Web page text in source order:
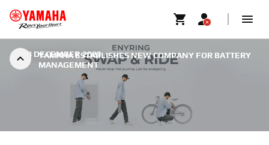
YAMAHA ESTABLISHES NEW COMPANY FOR BATTERY
MANAGEMENT
28 DECEMBER 2023